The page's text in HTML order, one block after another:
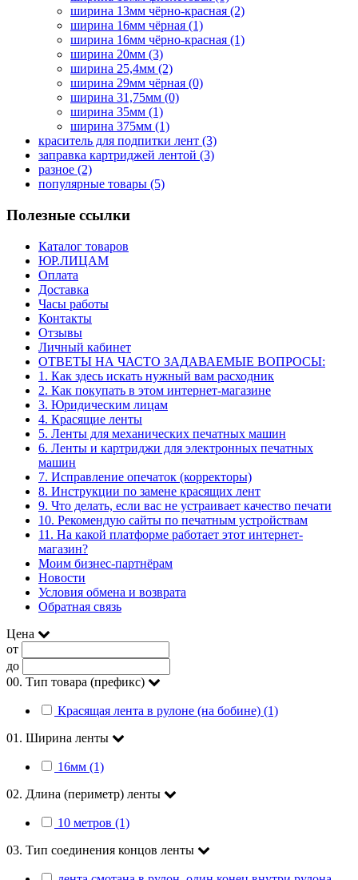
ширина 13мм чёрно-красная (2)
ширина 16мм чёрная (1)
ширина 16мм чёрно-красная (1)
ширина 20мм (3)
ширина 25,4мм (2)
ширина 29мм чёрная (0)
ширина 31,75мм (0)
ширина 35мм (1)
ширина 375мм (1)
краситель для подпитки лент (3)
заправка картриджей лентой (3)
разное (2)
популярные товары (5)
Полезные ссылки
Каталог товаров
ЮР.ЛИЦАМ
Оплата
Доставка
Часы работы
Контакты
Отзывы
Личный кабинет
ОТВЕТЫ НА ЧАСТО ЗАДАВАЕМЫЕ ВОПРОСЫ:
1. Как здесь искать нужный вам расходник
2. Как покупать в этом интернет-магазине
3. Юридическим лицам
4. Красящие ленты
5. Ленты для механических печатных машин
6. Ленты и картриджи для электронных печатных
машин
7. Исправление опечаток (корректоры)
8. Инструкции по замене красящих лент
9. Что делать, если вас не устраивает качество печати
10. Рекомендую сайты по печатным устройствам
11. На какой платформе работает этот интернет-
магазин?
Моим бизнес-партнёрам
Новости
Условия обмена и возврата
Обратная связь
Цена
от
до
00. Тип товара (префикс)
Красящая лента в рулоне (на бобине) (1)
01. Ширина ленты
16мм (1)
02. Длина (периметр) ленты
10 метров (1)
03. Тип соединения концов ленты